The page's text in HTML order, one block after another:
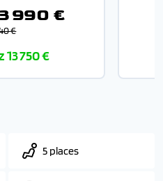
990 €
€
13 750 €
5 places